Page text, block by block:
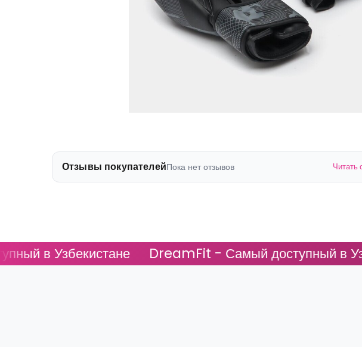
Отзывы покупателейПока нет отзывов Читать
в Узбекистане DreamFit - Самый доступный в